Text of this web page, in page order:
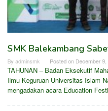
SMK Balekambang
By adminsmk Posted on December 9,
TAHUNAN – Badan Eksekutif
Ilmu Keguruan Universitas Islam
mengadakan acara Education